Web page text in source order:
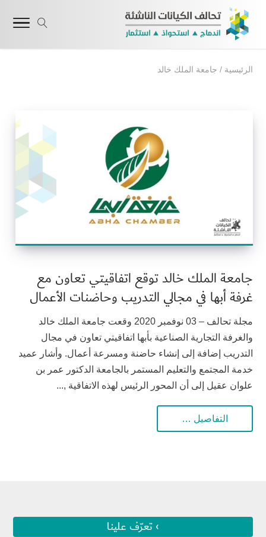
الرئيسية / جامعة الملك خالد
جامعة الملك خالد توقع اتفاقيتي تعاون مع
غرفة أبها في مجالي التدريب وحاضنات الأعمال
مجلة تحالف – 03 نوفمبر 2020 وقعت جامعة الملك خالد
والغرفة التجارية الصناعية بأبها اتفاقيتي تعاون في مجال
التدريب إضافة إلى إنشاء حاضنة ومسرعة أعمال. وأشار عميد
خدمة المجتمع والتعليم المستمر بالجامعة الدكتور عمر بن
علوان عقيل إلى أن المحور الرئيس لهذه الاتفاقية ,...
التفاصيل …
› تعرّف علينا